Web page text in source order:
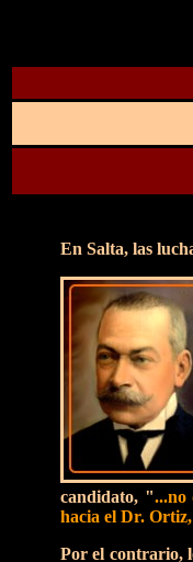
En Salta, las
candidato, "...no
hacia el Dr.
Por el contrario,